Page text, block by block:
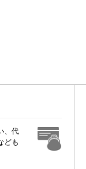
、代
ども